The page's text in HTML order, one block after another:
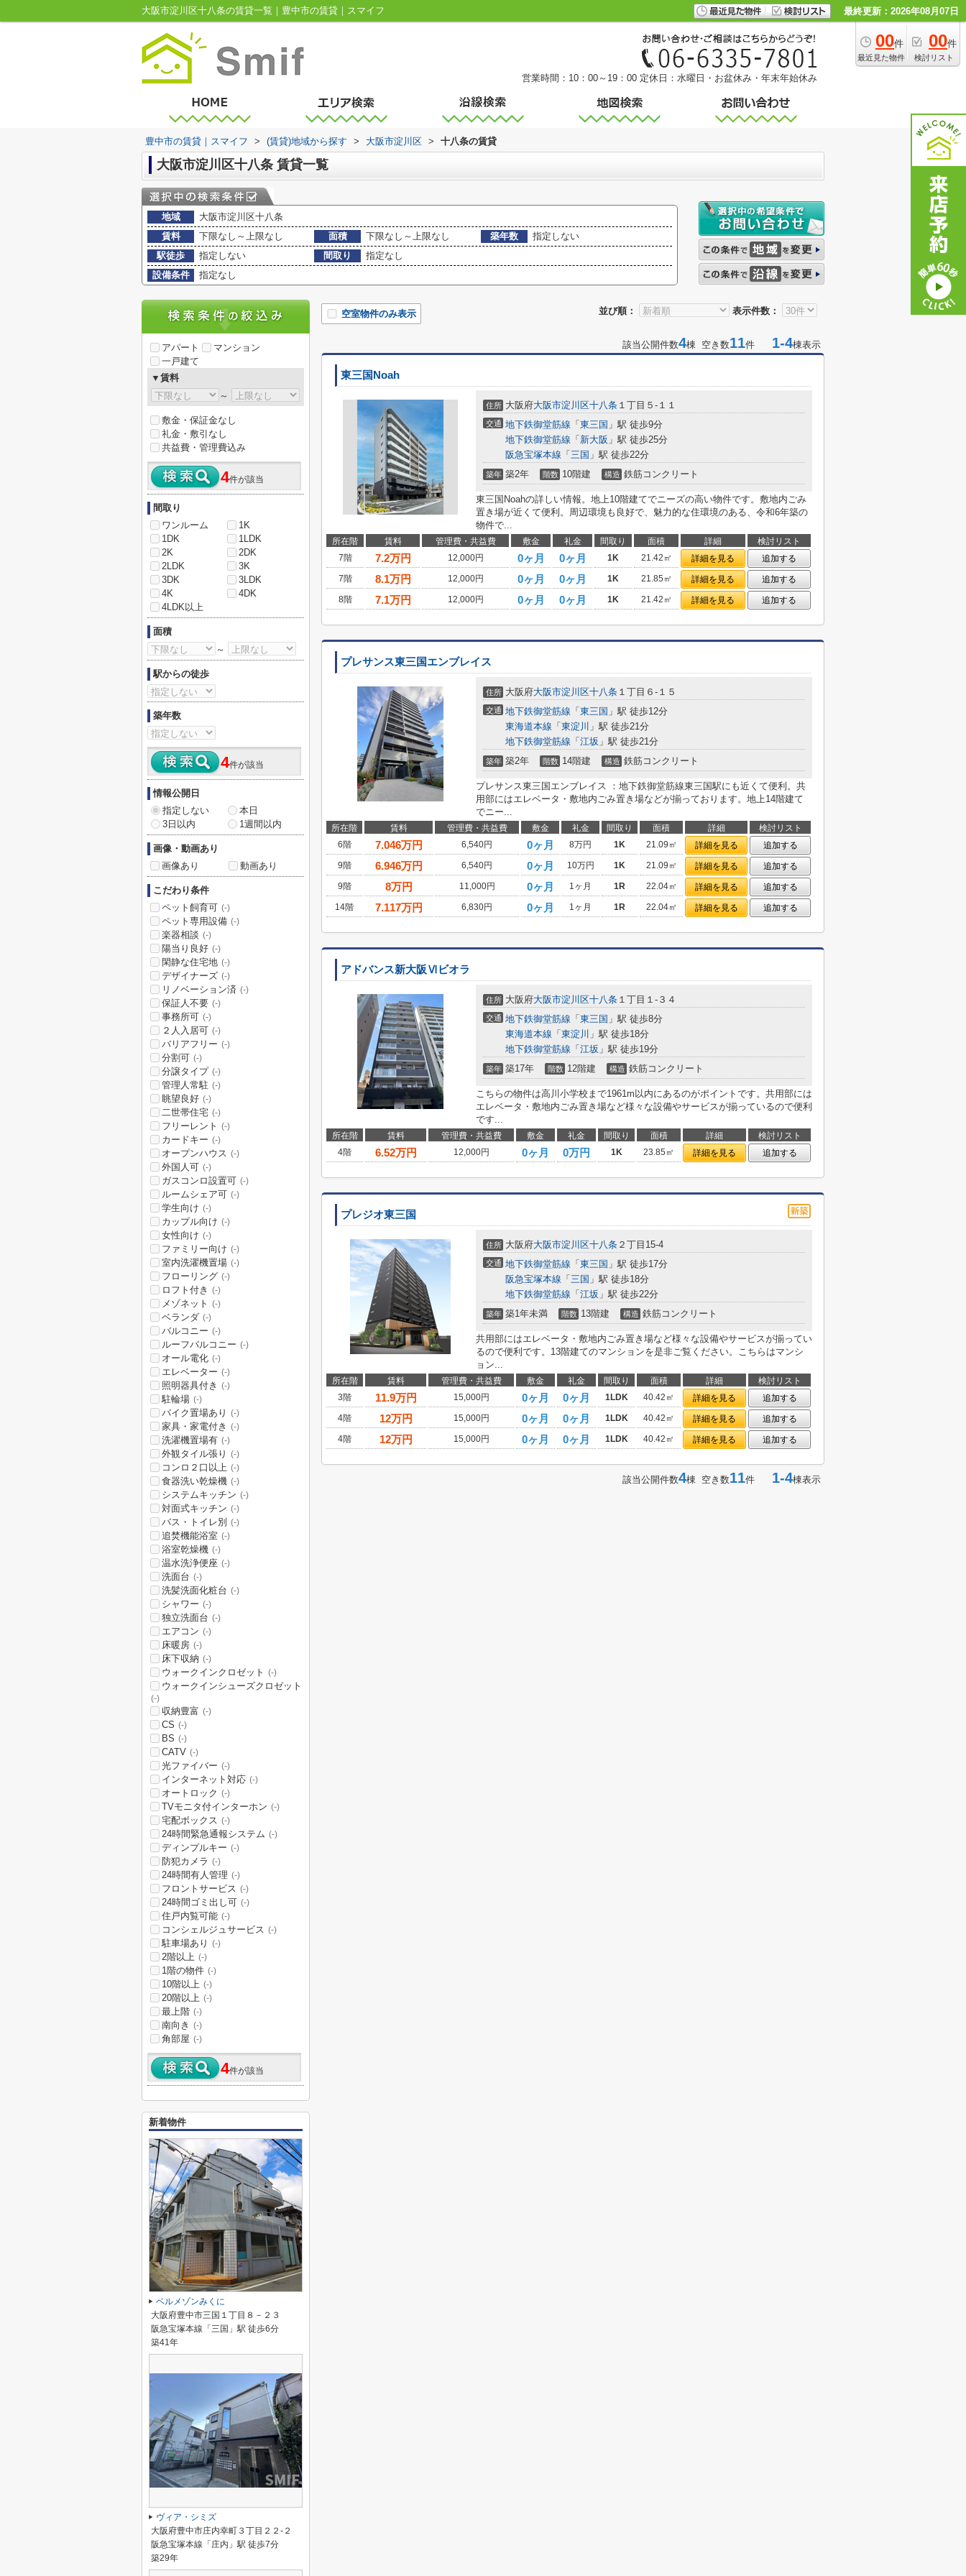
大阪市淀川区十八条の賃貸一覧｜豊中市の賃貸｜スマイフ 最終更新：2026年08月07日
00件
最近見た物件
00件
検討リスト
営業時間：10：00～19：00 定休日：水曜日・お盆休み・年末年始休み
豊中市の賃貸｜スマイフ > (賃貸)地域から探す > 大阪市淀川区 > 十八条の賃貸
大阪市淀川区十八条 賃貸一覧
地域
大阪市淀川区十八条
賃料
下限なし～上限なし 面積 下限なし～上限なし 築年数
指定しない
駅徒歩
指定しない 間取り
指定なし
設備条件
指定なし
並び順： 表示件数：
空室物件のみ表示
該当公開件数4棟 空き数11件 1-4棟表示
東三国Noah
住所 大阪府大阪市淀川区十八条 １丁目５-１１
交通 地下鉄御堂筋線 「 東三国 」駅 徒歩9分
地下鉄御堂筋線 「 新大阪 」駅 徒歩25分
阪急宝塚本線 「 三国 」駅 徒歩22分
築年 築2年 階数 10階建 構造 鉄筋コンクリート
東三国Noahの詳しい情報。地上10階建てでニーズの高い物件です。敷地内ごみ
置き場が近くて便利。周辺環境も良好で、魅力的な住環境のある、令和6年築の
物件で...
所在階 賃料 管理費・共益費 敷金 礼金 間取り 面積 詳細
検討リスト
7階
7.2万円 12,000円 0ヶ月 0ヶ月 1K 21.42㎡ 詳細を見る
追加する
7階
8.1万円 12,000円 0ヶ月 0ヶ月 1K 21.85㎡ 詳細を見る
追加する
8階
7.1万円 12,000円 0ヶ月 0ヶ月 1K 21.42㎡ 詳細を見る 追加する
プレサンス東三国エンブレイス
住所 大阪府大阪市淀川区十八条 １丁目６-１５
交通 地下鉄御堂筋線 「 東三国 」駅 徒歩12分
東海道本線 「 東淀川 」駅 徒歩21分
地下鉄御堂筋線 「 江坂 」駅 徒歩21分
築年 築2年 階数 14階建 構造 鉄筋コンクリート
プレサンス東三国エンブレイス ：地下鉄御堂筋線東三国駅にも近くて便利。共
用部にはエレベータ・敷地内ごみ置き場などが揃っております。地上14階建て
でニー...
所在階 賃料 管理費・共益費 敷金 礼金 間取り 面積 詳細
検討リスト
6階
7.046万円 6,540円 0ヶ月 8万円 1K 21.09㎡ 詳細を見る
追加する
9階
6.946万円 6,540円 0ヶ月 10万円 1K 21.09㎡ 詳細を見る
追加する
9階
8万円 11,000円 0ヶ月 1ヶ月 1R 22.04㎡ 詳細を見る
追加する
14階
7.117万円 6,830円 0ヶ月 1ヶ月 1R 22.04㎡ 詳細を見る 追加する
アドバンス新大阪Ⅵビオラ
住所 大阪府大阪市淀川区十八条 １丁目１-３４
交通 地下鉄御堂筋線 「 東三国 」駅 徒歩8分
東海道本線 「 東淀川 」駅 徒歩18分
地下鉄御堂筋線 「 江坂 」駅 徒歩19分
築年 築17年 階数 12階建 構造 鉄筋コンクリート
こちらの物件は高川小学校まで1961m以内にあるのがポイントです。共用部には
エレベータ・敷地内ごみ置き場など様々な設備やサービスが揃っているので便利
です...
所在階 賃料 管理費・共益費 敷金 礼金 間取り 面積 詳細
検討リスト
4階
6.52万円 12,000円 0ヶ月 0万円 1K 23.85㎡ 詳細を見る 追加する
プレジオ東三国
住所 大阪府大阪市淀川区十八条 ２丁目15-4
交通 地下鉄御堂筋線 「 東三国 」駅 徒歩17分
阪急宝塚本線 「 三国 」駅 徒歩18分
地下鉄御堂筋線 「 江坂 」駅 徒歩22分
築年 築1年未満 階数 13階建 構造 鉄筋コンクリート
共用部にはエレベータ・敷地内ごみ置き場など様々な設備やサービスが揃ってい
るので便利です。13階建てのマンションを是非ご覧ください。こちらはマンシ
ョン...
所在階 賃料 管理費・共益費 敷金 礼金 間取り 面積 詳細
検討リスト
3階
11.9万円 15,000円 0ヶ月 0ヶ月 1LDK 40.42㎡ 詳細を見る
追加する
4階
12万円 15,000円 0ヶ月 0ヶ月 1LDK 40.42㎡ 詳細を見る
追加する
4階
12万円 15,000円 0ヶ月 0ヶ月 1LDK 40.42㎡ 詳細を見る 追加する
該当公開件数4棟 空き数11件 1-4棟表示
アパート
マンション
一戸建て
▼賃料
～
敷金・保証金なし
礼金・敷引なし
共益費・管理費込み
4件が該当
間取り
ワンルーム
1K
1DK
1LDK
2K
2DK
2LDK
3K
3DK
3LDK
4K
4DK
4LDK以上
面積
～
駅からの徒歩
築年数
4件が該当
情報公開日
指定しない
本日
3日以内
1週間以内
画像・動画あり
画像あり
動画あり
こだわり条件
ペット飼育可 (-)
ペット専用設備 (-)
楽器相談 (-)
陽当り良好 (-)
閑静な住宅地 (-)
デザイナーズ (-)
リノベーション済 (-)
保証人不要 (-)
事務所可 (-)
２人入居可 (-)
バリアフリー (-)
分割可 (-)
分譲タイプ (-)
管理人常駐 (-)
眺望良好 (-)
二世帯住宅 (-)
フリーレント (-)
カードキー (-)
オープンハウス (-)
外国人可 (-)
ガスコンロ設置可 (-)
ルームシェア可 (-)
学生向け (-)
カップル向け (-)
女性向け (-)
ファミリー向け (-)
室内洗濯機置場 (-)
フローリング (-)
ロフト付き (-)
メゾネット (-)
ベランダ (-)
バルコニー (-)
ルーフバルコニー (-)
オール電化 (-)
エレベーター (-)
照明器具付き (-)
駐輪場 (-)
バイク置場あり (-)
家具・家電付き (-)
洗濯機置場有 (-)
外観タイル張り (-)
コンロ２口以上 (-)
食器洗い乾燥機 (-)
システムキッチン (-)
対面式キッチン (-)
バス・トイレ別 (-)
追焚機能浴室 (-)
浴室乾燥機 (-)
温水洗浄便座 (-)
洗面台 (-)
洗髪洗面化粧台 (-)
シャワー (-)
独立洗面台 (-)
エアコン (-)
床暖房 (-)
床下収納 (-)
ウォークインクロゼット (-)
ウォークインシューズクロゼット
(-)
収納豊富 (-)
CS (-)
BS (-)
CATV (-)
光ファイバー (-)
インターネット対応 (-)
オートロック (-)
TVモニタ付インターホン (-)
宅配ボックス (-)
24時間緊急通報システム (-)
ディンプルキー (-)
防犯カメラ (-)
24時間有人管理 (-)
フロントサービス (-)
24時間ゴミ出し可 (-)
住戸内覧可能 (-)
コンシェルジュサービス (-)
駐車場あり (-)
2階以上 (-)
1階の物件 (-)
10階以上 (-)
20階以上 (-)
最上階 (-)
南向き (-)
角部屋 (-)
4件が該当
新着物件
ベルメゾンみくに
大阪府豊中市三国１丁目８－２３
阪急宝塚本線「三国」駅 徒歩6分
築41年
ヴィア・シミズ
大阪府豊中市庄内幸町３丁目２２-２
阪急宝塚本線「庄内」駅 徒歩7分
築29年